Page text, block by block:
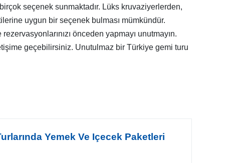
seçenek sunmaktadır. Lüks kruvaziyerlerden,
uygun bir seçenek bulması mümkündür.
önceden yapmayı unutmayın.
geçebilirsiniz. Unutulmaz bir Türkiye gemi turu
Yemek Ve Içecek Paketleri